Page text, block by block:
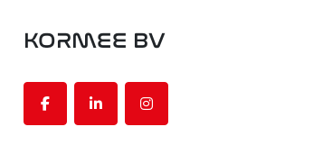
KORMEE BV
facebooklinkedininstagram